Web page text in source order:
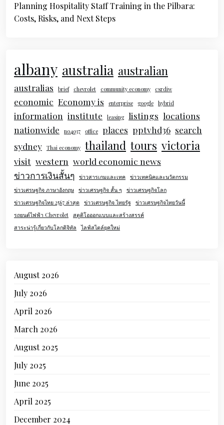
Planning Hospitality Staff Training in the Pilbara:
Costs, Risks, and Next Steps
albany australia australian
australias brief chevrolet community economy csrdiw
economic Economy is enterprise google hybrid
information institute leasing listings locations
nationwide
no4037 office places pptvhd36 search
sydney Thai economy thailand tours victoria
visit western world economic news
ข่าวการเงินสั้นๆ ข่าวสารเกมและเทค ข่าวเทคนิคและนวัตกรรม
ข่าวเศรษฐกิจ ภาษาอังกฤษ ข่าวเศรษฐกิจ สั้น ๆ
ข่าวเศรษฐกิจโลก
ข่าวเศรษฐกิจไทย 2567 ล่าสุด
ข่าวเศรษฐกิจ ไทยรัฐ ข่าวเศรษฐกิจไทยวันนี้
รถยนต์ไฟฟ้า Chevrolet สตูดิโอออกแบบและสร้างสรรค์
สาระน่ารู้เกี่ยวกับโลกดิจิทัล
ไลฟ์สไตล์ยุคใหม่
August 2026
July 2026
April 2026
March 2026
August 2025
July 2025
June 2025
April 2025
December 2024